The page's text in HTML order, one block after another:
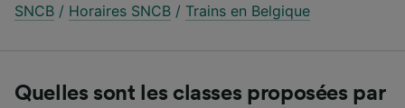
SNCB / Horaires SNCB / Trains en Belgique
Quelles sont les classes proposées par